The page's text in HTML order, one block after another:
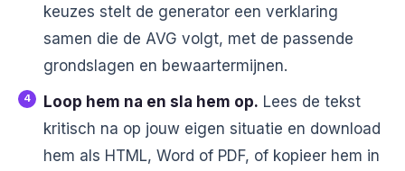
keuzes stelt de generator een verklaring
samen die de AVG volgt, met de passende
grondslagen en bewaartermijnen.
Loop hem na en sla hem op. Lees de tekst
kritisch na op jouw eigen situatie en download
hem als HTML, Word of PDF, of kopieer hem in